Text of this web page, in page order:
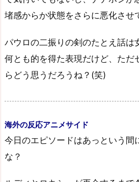
堵感からか状態をさらに悪化させ
パウロの二振りの剣のたとえ話は
何とも的を得た表現だけど、ただ
らどう思うだろうね？(笑)
海外の反応アニメサイド
今日のエピソードはあっという間
な？